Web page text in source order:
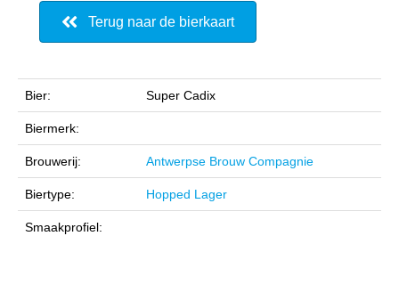
Terug naar de bierkaart
Bier: Super Cadix
Biermerk:
Brouwerij: Antwerpse Brouw Compagnie
Biertype: Hopped Lager
Smaakprofiel: